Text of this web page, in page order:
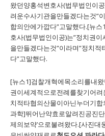
왔던양홍석변호사(법무법인이
려운수사기관을만들겠다는것”
합의안에가깝다”고말했다.[뉴
호사(법무법인이공)는”정치권
을만들겠다는것”이라며”정치
다”고말했다.
[뉴스1]검찰개혁에목소리를내
권이세계적으로전례를찾기어
치적타협의산물이아닌누더기
과학]뛰어난약효로알려진공진
제의보약’으로불려왔다.[사진